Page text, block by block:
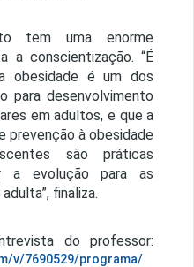
tem uma enorme
a conscientização. “É
obesidade é um dos
para desenvolvimento
em adultos, e que a
prevenção à obesidade
são práticas
a evolução para as
finaliza.
do professor:
v/7690529/programa/